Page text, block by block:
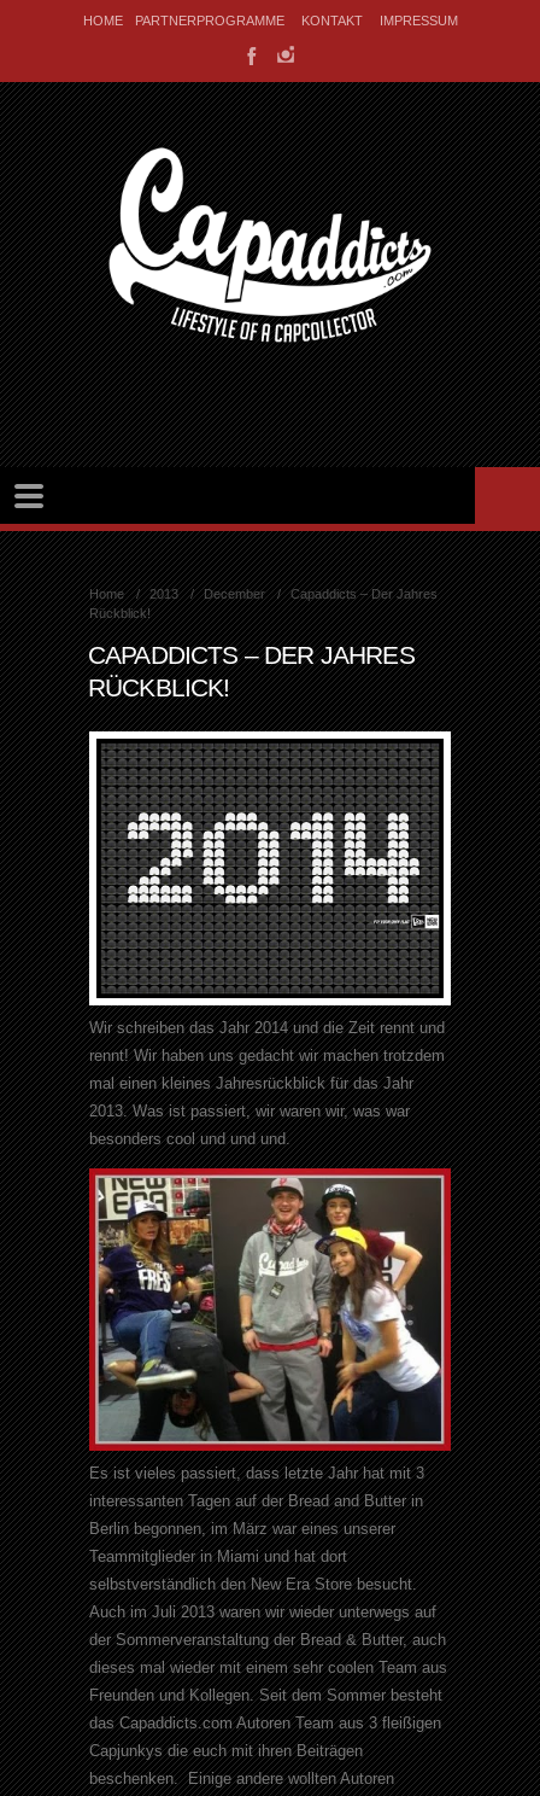
HOME PARTNERPROGRAMME KONTAKT IMPRESSUM
Home 2013 December
Capaddicts – Der Jahres
Rückblick!
CAPADDICTS – DER JAHRES
RÜCKBLICK!
Wir schreiben das Jahr 2014 und die Zeit rennt und
rennt! Wir haben uns gedacht wir machen trotzdem
mal einen kleines Jahresrückblick für das Jahr
2013. Was ist passiert, wir waren wir, was war
besonders cool und und und.
Es ist vieles passiert, dass letzte Jahr hat mit 3
interessanten Tagen auf der Bread and Butter in
Berlin begonnen, im März war eines unserer
Teammitglieder in Miami und hat dort
selbstverständlich den New Era Store besucht.
Auch im Juli 2013 waren wir wieder unterwegs auf
der Sommerveranstaltung der Bread & Butter, auch
dieses mal wieder mit einem sehr coolen Team aus
Freunden und Kollegen. Seit dem Sommer besteht
das Capaddicts.com Autoren Team aus 3 fleißigen
Capjunkys die euch mit ihren Beiträgen
beschenken. Einige andere wollten Autoren